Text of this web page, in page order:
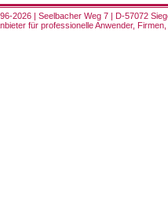
2026 | Seelbacher Weg 7 | D-57072
für professionelle Anwender,